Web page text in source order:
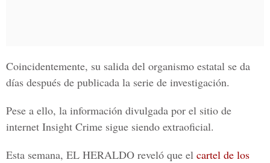
Coincidentemente, su salida del organismo estatal se da
días después de publicada la serie de investigación.
Pese a ello, la información divulgada por el sitio de
internet Insight Crime sigue siendo extraoficial.
Esta semana, EL HERALDO reveló que el cartel de los